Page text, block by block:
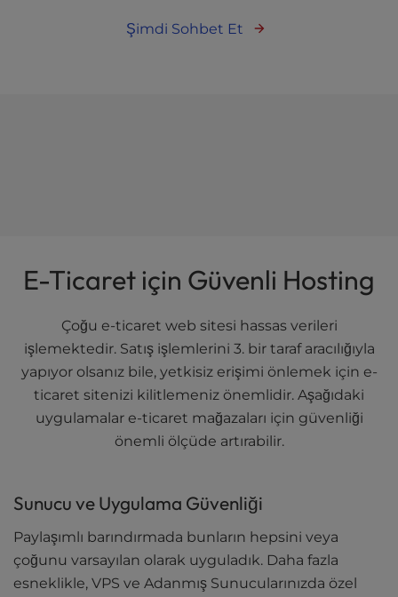
Şimdi Sohbet Et
E-Ticaret için Güvenli Hosting
Çoğu e-ticaret web sitesi hassas verileri
işlemektedir. Satış işlemlerini 3. bir taraf aracılığıyla
yapıyor olsanız bile, yetkisiz erişimi önlemek için e-
ticaret sitenizi kilitlemeniz önemlidir. Aşağıdaki
uygulamalar e-ticaret mağazaları için güvenliği
önemli ölçüde artırabilir.
Sunucu ve Uygulama Güvenliği
Paylaşımlı barındırmada bunların hepsini veya
çoğunu varsayılan olarak uyguladık. Daha fazla
esneklikle, VPS ve Adanmış Sunucularınızda özel